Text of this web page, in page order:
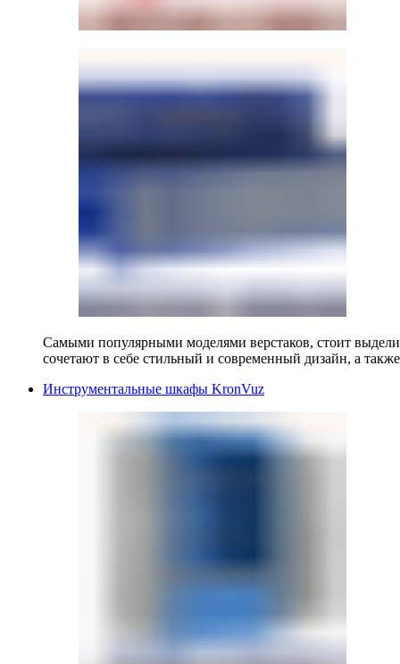
Самыми популярными моделями верстаков, стоит
сочетают в себе стильный и современный дизайн, а
Инструментальные шкафы KronVuz